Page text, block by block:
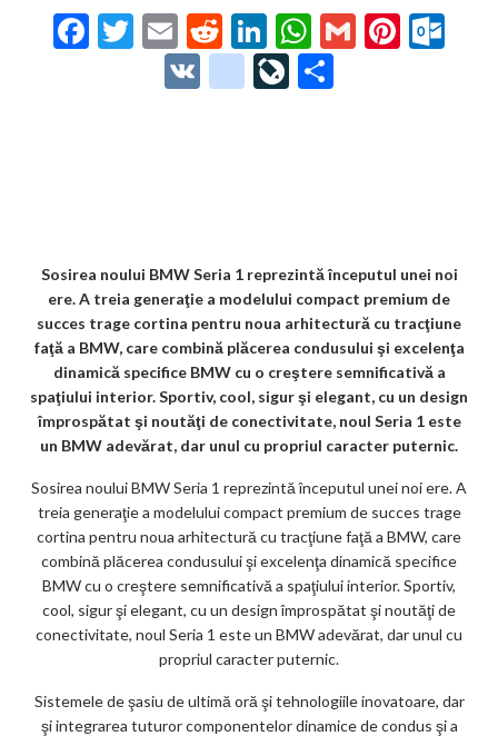
F T
w
itt
E
m
ai
R
e
d
Li
n
ke
W
h
at
G Pi
V
g
o
o
k
m
ar
ks
Li
Sosirea noului BMW Seria 1 reprezintă începutul unei noi
ere. A treia generaţie a modelului compact premium de
succes trage cortina pentru noua arhitectură cu tracţiune
faţă a BMW, care combină plăcerea condusului şi excelenţa
dinamică specifice BMW cu o creştere semnificativă a
spaţiului interior. Sportiv, cool, sigur şi elegant, cu un design
împrospătat şi noutăţi de conectivitate, noul Seria 1 este
un BMW adevărat, dar unul cu propriul caracter puternic.
Sosirea noului BMW Seria 1 reprezintă începutul unei noi ere. A
treia generaţie a modelului compact premium de succes trage
cortina pentru noua arhitectură cu tracţiune faţă a BMW, care
combină plăcerea condusului şi excelenţa dinamică specifice
BMW cu o creştere semnificativă a spaţiului interior. Sportiv,
cool, sigur şi elegant, cu un design împrospătat şi noutăţi de
conectivitate, noul Seria 1 este un BMW adevărat, dar unul cu
propriul caracter puternic.
Sistemele de şasiu de ultimă oră şi tehnologiile inovatoare, dar
şi integrarea tuturor componentelor dinamice de condus şi a